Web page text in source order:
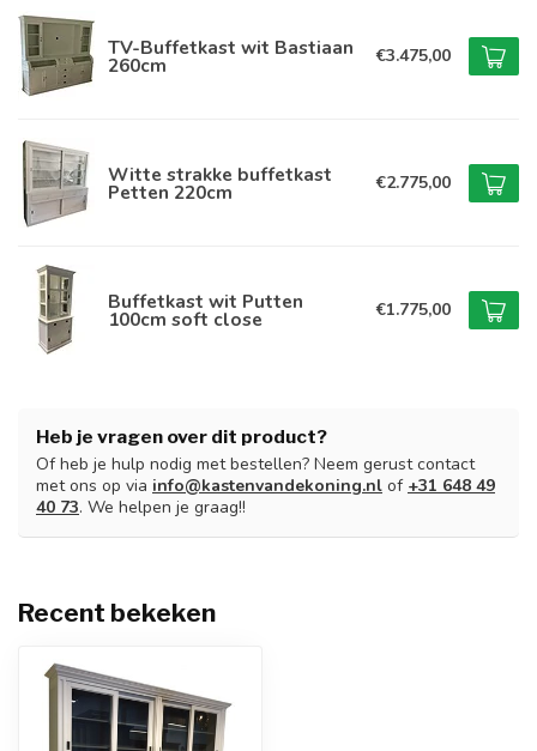
TV-Buffetkast wit Bastiaan
260cm €3.475,00
Witte strakke buffetkast
Petten 220cm €2.775,00
Buffetkast wit Putten
100cm soft close €1.775,00
Heb je vragen over dit product?
Of heb je hulp nodig met bestellen? Neem gerust contact
met ons op via info@kastenvandekoning.nl of +31 648 49
40 73. We helpen je graag!!
Recent bekeken